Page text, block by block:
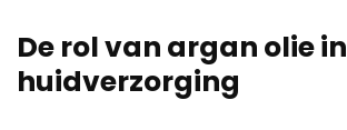
De rol van argan olie in
huidverzorging